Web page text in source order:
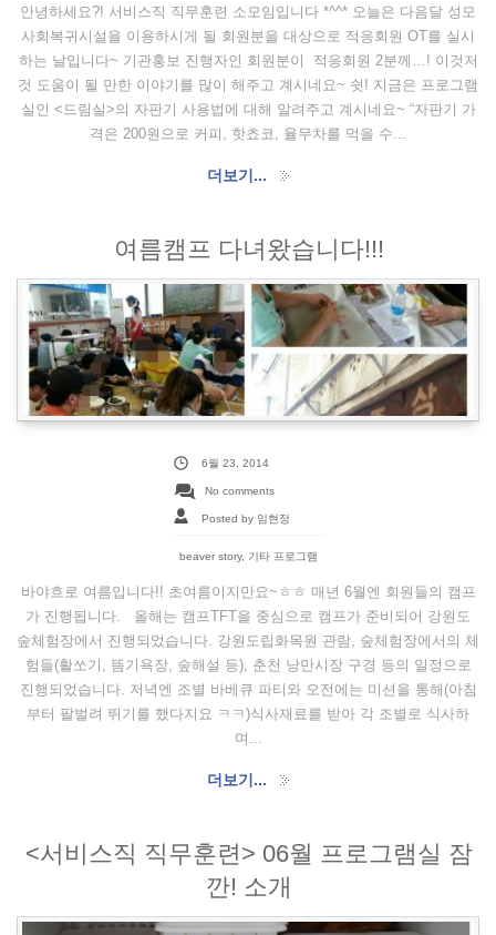
안녕하세요?! 서비스직 직무훈련 소모임입니다 *^^* 오늘은 다음달 성모
사회복귀시설을 이용하시게 될 회원분을 대상으로 적응회원 OT를 실시
하는 날입니다~ 기관홍보 진행자인 회원분이 적응회원 2분께…! 이것저
것 도움이 될 만한 이야기를 많이 해주고 계시네요~ 쉿! 지금은 프로그램
실인 <드림실>의 자판기 사용법에 대해 알려주고 계시네요~ “자판기 가
격은 200원으로 커피, 핫쵸코, 율무차를 먹을 수...
더보기...
여름캠프 다녀왔습니다!!!
6월 23, 2014
No comments
Posted by 임현정
beaver story, 기타 프로그램
바야흐로 여름입니다!! 초여름이지만요~ㅎㅎ 매년 6월엔 회원들의 캠프
가 진행됩니다. 올해는 캠프TFT을 중심으로 캠프가 준비되어 강원도
숲체험장에서 진행되었습니다. 강원도립화목원 관람, 숲체험장에서의 체
험들(활쏘기, 뜸기욕장, 숲해설 등), 춘천 낭만시장 구경 등의 일정으로
진행되었습니다. 저녁엔 조별 바베큐 파티와 오전에는 미션을 통해(아침
부터 팔벌려 뛰기를 했다지요 ㅋㅋ)식사재료를 받아 각 조별로 식사하
며...
더보기...
<서비스직 직무훈련> 06월 프로그램실 잠
깐! 소개